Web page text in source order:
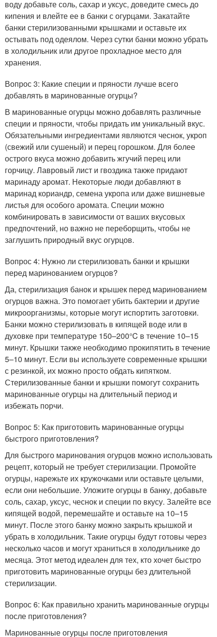
воду добавьте соль, сахар и уксус, доведите смесь до
кипения и влейте ее в банки с огурцами. Закатайте
банки стерилизованными крышками и оставьте их
остывать под одеялом. Через сутки банки можно убрать
в холодильник или другое прохладное место для
хранения.
Вопрос 3: Какие специи и пряности лучше всего
добавлять в маринованные огурцы?
В маринованные огурцы можно добавлять различные
специи и пряности, чтобы придать им уникальный вкус.
Обязательными ингредиентами являются чеснок, укроп
(свежий или сушеный) и перец горошком. Для более
острого вкуса можно добавить жгучий перец или
горчицу. Лавровый лист и гвоздика также придают
маринаду аромат. Некоторые люди добавляют в
маринад кориандр, семена укропа или даже вишневые
листья для особого аромата. Специи можно
комбинировать в зависимости от ваших вкусовых
предпочтений, но важно не переборщить, чтобы не
заглушить природный вкус огурцов.
Вопрос 4: Нужно ли стерилизовать банки и крышки
перед маринованием огурцов?
Да, стерилизация банок и крышек перед маринованием
огурцов важна. Это помогает убить бактерии и другие
микроорганизмы, которые могут испортить заготовки.
Банки можно стерилизовать в кипящей воде или в
духовке при температуре 150–200°C в течение 10–15
минут. Крышки также необходимо прокипятить в течение
5–10 минут. Если вы используете современные крышки
с резинкой, их можно просто обдать кипятком.
Стерилизованные банки и крышки помогут сохранить
маринованные огурцы на длительный период и
избежать порчи.
Вопрос 5: Как приготовить маринованные огурцы
быстрого приготовления?
Для быстрого маринования огурцов можно использовать
рецепт, который не требует стерилизации. Промойте
огурцы, нарежьте их кружочками или оставьте целыми,
если они небольшие. Уложите огурцы в банку, добавьте
соль, сахар, уксус, чеснок и специи по вкусу. Залейте все
кипящей водой, перемешайте и оставьте на 10–15
минут. После этого банку можно закрыть крышкой и
убрать в холодильник. Такие огурцы будут готовы через
несколько часов и могут храниться в холодильнике до
месяца. Этот метод идеален для тех, кто хочет быстро
приготовить маринованные огурцы без длительной
стерилизации.
Вопрос 6: Как правильно хранить маринованные огурцы
после приготовления?
Маринованные огурцы после приготовления